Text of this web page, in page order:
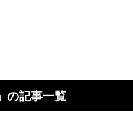
」の記事一覧